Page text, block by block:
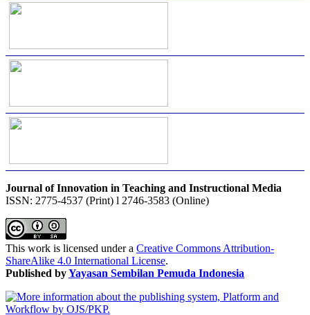
Journal of Innovation in Teaching and Instructional Media
ISSN: 2775-4537 (Print) l 2746-3583 (Online)
This work is licensed under a Creative Commons Attribution-
ShareAlike 4.0 International License.
Published byYayasan Sembilan Pemuda Indonesia